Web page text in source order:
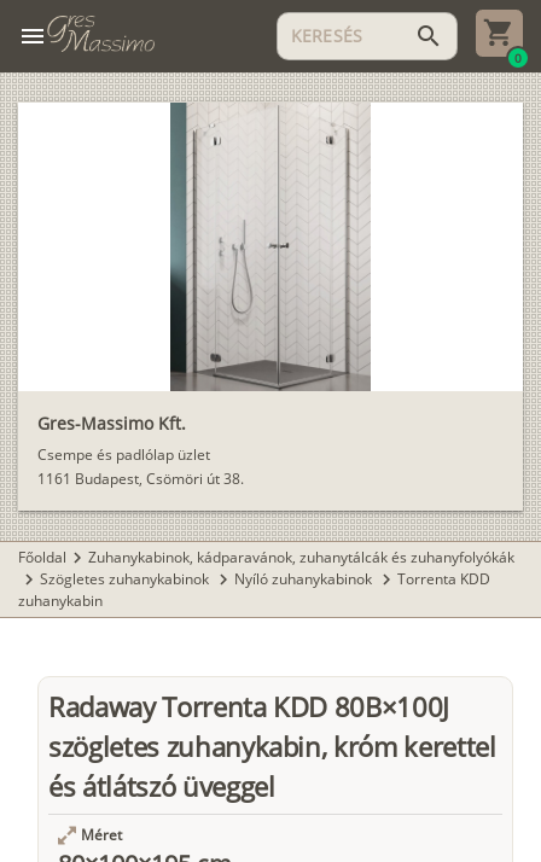
menu search
0
Gres-Massimo Kft.
Csempe és padlólap üzlet
1161 Budapest, Csömöri út 38.
Főoldal chevron_right Zuhanykabinok, kádparavánok, zuhanytálcák és zuhanyfolyókák
chevron_right Szögletes zuhanykabinok chevron_right Nyíló zuhanykabinok chevron_right Torrenta KDD
zuhanykabin
Radaway Torrenta KDD 80B×100J
szögletes zuhanykabin, króm kerettel
és átlátszó üveggel
Méret